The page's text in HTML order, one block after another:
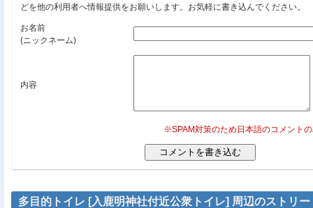
どを他の利用者へ情報提供をお願いします。お気軽に書き込んでください。
お名前
(ニックネーム)
内容
※SPAM対策のため日本語のコメント
多目的トイレ [入鹿明神社付近公衆トイレ] 周辺のストリ